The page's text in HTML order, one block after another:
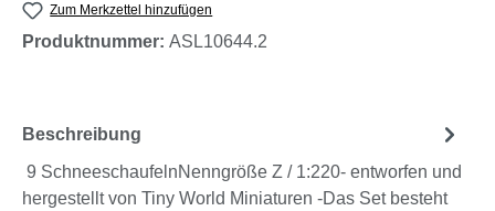
Zum Merkzettel hinzufügen
Produktnummer: ASL10644.2
Beschreibung
9 SchneeschaufelnNenngröße Z / 1:220- entworfen und
hergestellt von Tiny World Miniaturen -Das Set besteht